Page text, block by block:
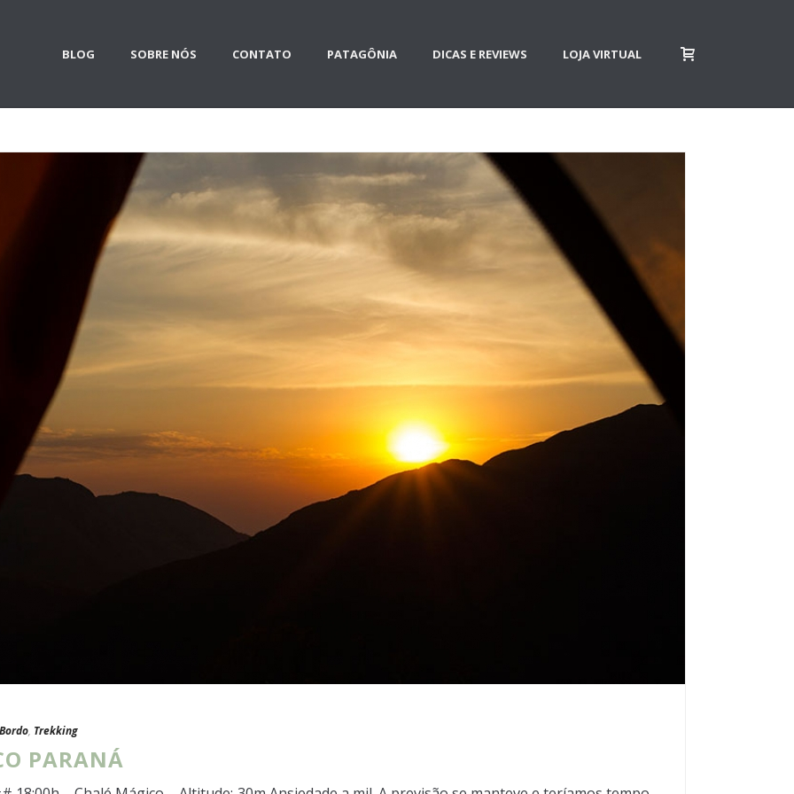
BLOG SOBRE NÓS CONTATO PATAGÔNIA DICAS E REVIEWS LOJA VIRTUAL
, Trekking
PARANÁ